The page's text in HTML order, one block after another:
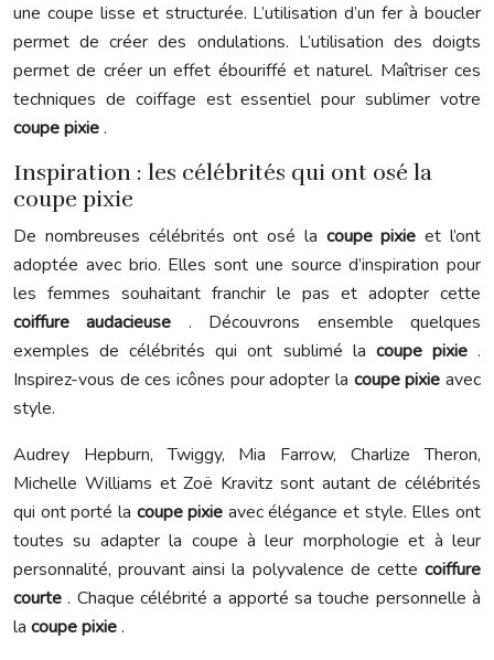
une coupe lisse et structurée. L’utilisation d’un fer à boucler
permet de créer des ondulations. L’utilisation des doigts
permet de créer un effet ébouriffé et naturel. Maîtriser ces
techniques de coiffage est essentiel pour sublimer votre
coupe pixie.
Inspiration : les célébrités qui ont osé la
coupe pixie
De nombreuses célébrités ont osé la coupe pixieet l’ont
adoptée avec brio. Elles sont une source d’inspiration pour
les femmes souhaitant franchir le pas et adopter cette
coiffure audacieuse . Découvrons ensemble quelques
exemples de célébrités qui ont sublimé la coupe pixie.
Inspirez-vous de ces icônes pour adopter la coupe pixieavec
style.
Audrey Hepburn, Twiggy, Mia Farrow, Charlize Theron,
Michelle Williams et Zoë Kravitz sont autant de célébrités
qui ont porté la coupe pixie avec élégance et style. Elles ont
toutes su adapter la coupe à leur morphologie et à leur
personnalité, prouvant ainsi la polyvalence de cette coiffure
courte. Chaque célébrité a apporté sa touche personnelle à
la coupe pixie.